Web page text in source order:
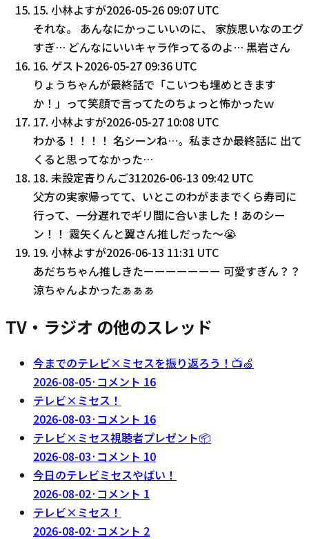
15. 小林よすが2026-05-26 09:07 UTC
それな。 あんなにかっこいいのに、 家族思いなのエグ
すぎ… どんなにいいキャラ作ってるのよ… 黒岩さん
16. ゲスト2026-05-27 09:36 UTC
りょうちゃんが最終話で「こいつも埋めときます
か！」って笑顔で言ってたのちょっと怖かったｗ
17. 小林よすが2026-05-27 10:08 UTC
わかる！！！！ 名シーンね…。私まさか最終話に 出て
くると思ってなかった…
18. 未設定青りんご312026-06-13 09:42 UTC
父方の実家帰ってて、いとこのわがままでくら寿司に
行って、一分遅れでギリ間に合いました！あのシー
ン！！ 霧矢くんと翼さん推しだった〜😭
19. 小林よすが2026-06-13 11:31 UTC
あだちちゃん推しきたーーーーーーー 可愛すぎん？？
涼ちゃんよかったぁぁぁ
TV・ラジオ の他のスレッド
今までのテレビ×ミセスを振り返ろう！📺🍏
2026-08-05· コメント 16
テレビ×ミセス！
2026-08-03· コメント 16
テレビ×ミセス視聴者プレゼント📦
2026-08-03· コメント 10
今日のテレビミセスやばい！
2026-08-02· コメント 1
テレビ×ミセス！
2026-08-02· コメント 2